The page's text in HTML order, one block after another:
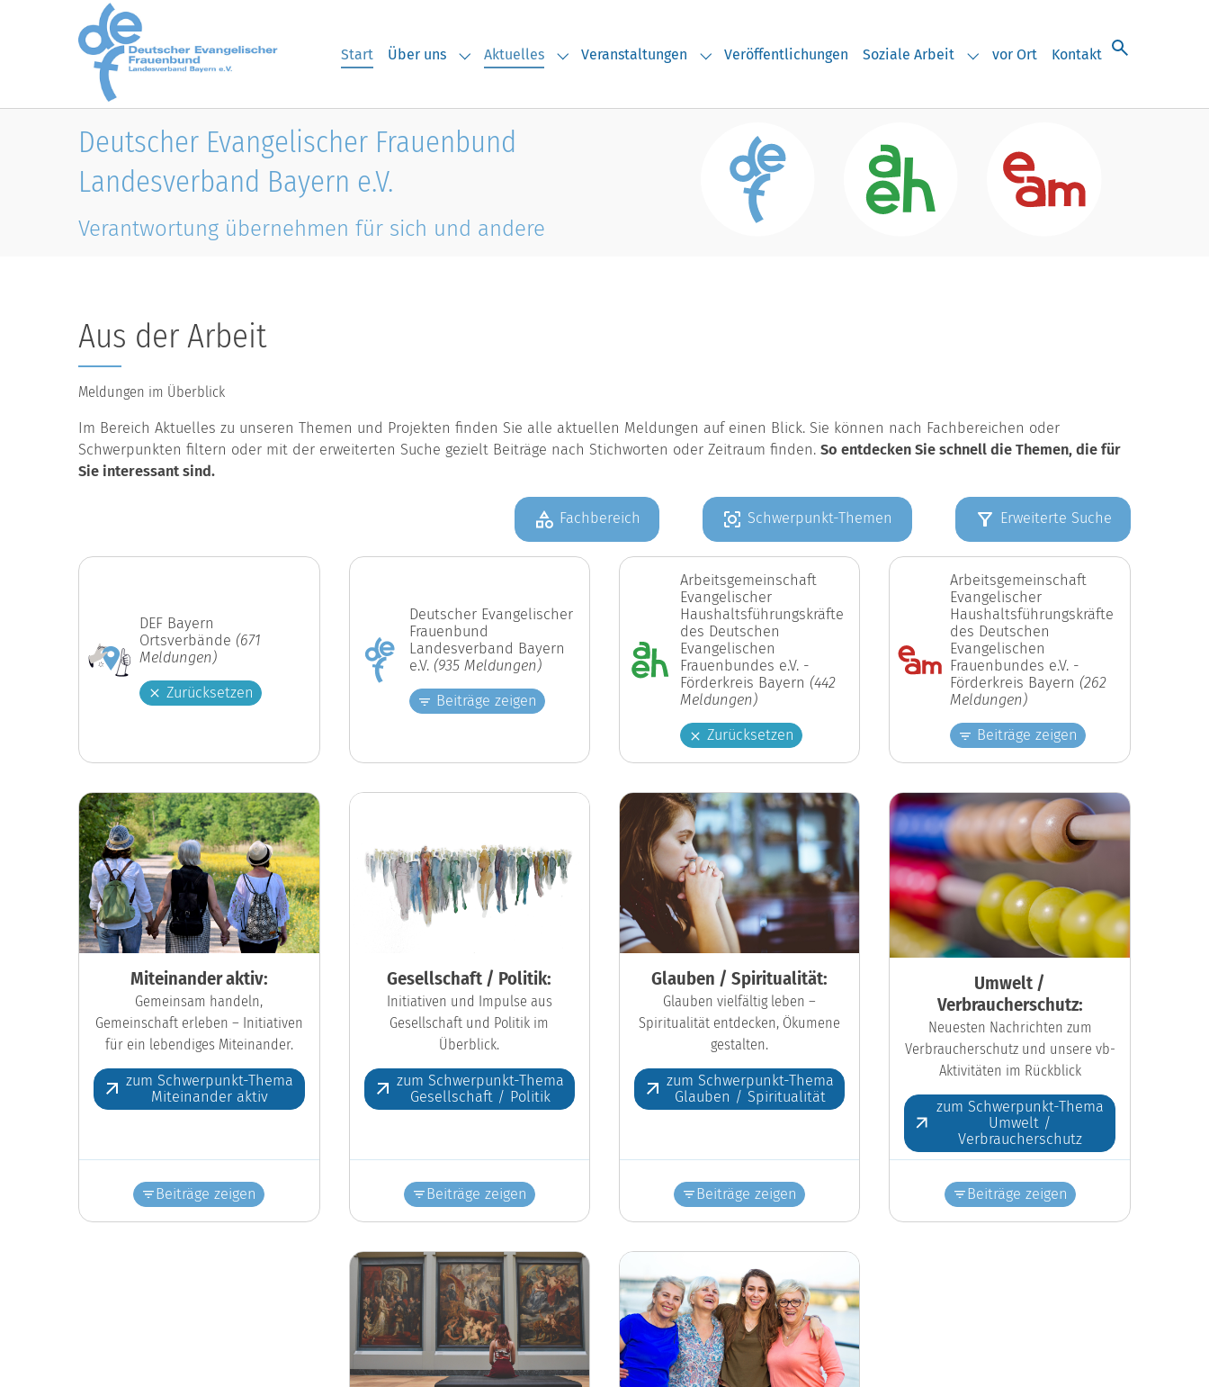
Skip to main content
Start Über uns
Submenu for "Über uns"
Aktuelles(current)
Submenu for "Aktuelles"
Veranstaltungen
Submenu for "Veranstaltungen"
Veröffentlichungen Soziale Arbeit
Submenu for "Soziale Arbeit"
vor Ort Kontakt
Deutscher Evangelischer Frauenbund
Landesverband Bayern e.V.
Verantwortung übernehmen für sich und andere
Aus der Arbeit
Meldungen im Überblick
Im Bereich Aktuelles zu unseren Themen und Projekten finden Sie alle aktuellen Meldungen auf einen Blick. Sie können nach Fachbereichen oder
Schwerpunkten filtern oder mit der erweiterten Suche gezielt Beiträge nach Stichworten oder Zeitraum finden.So entdecken Sie schnell die Themen, die für
Sie interessant sind.
Fachbereich Schwerpunkt-Themen Erweiterte Suche
DEF Bayern
Ortsverbände (671
Meldungen)
Zurücksetzen
Deutscher Evangelischer
Frauenbund
Landesverband Bayern
e.V. (935 Meldungen)
Beiträge zeigen
Arbeitsgemeinschaft
Evangelischer
Haushaltsführungskräfte
des Deutschen
Evangelischen
Frauenbundes e.V. -
Förderkreis Bayern (442
Meldungen)
Zurücksetzen
Arbeitsgemeinschaft
Evangelischer
Haushaltsführungskräfte
des Deutschen
Evangelischen
Frauenbundes e.V. -
Förderkreis Bayern (262
Meldungen)
Beiträge zeigen
Miteinander aktiv:
Gemeinsam handeln,
Gemeinschaft erleben – Initiativen
für ein lebendiges Miteinander.
zum Schwerpunkt-Thema
Miteinander aktiv
Beiträge zeigen
Gesellschaft / Politik:
Initiativen und Impulse aus
Gesellschaft und Politik im
Überblick.
zum Schwerpunkt-Thema
Gesellschaft / Politik
Beiträge zeigen
Glauben / Spiritualität:
Glauben vielfältig leben –
Spiritualität entdecken, Ökumene
gestalten.
zum Schwerpunkt-Thema
Glauben / Spiritualität
Beiträge zeigen
Umwelt /
Verbraucherschutz:
Neuesten Nachrichten zum
Verbraucherschutz und unsere vb-
Aktivitäten im Rückblick
zum Schwerpunkt-Thema
Umwelt /
Verbraucherschutz
Beiträge zeigen